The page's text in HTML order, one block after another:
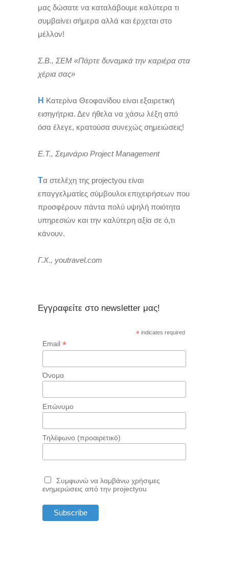
μας δώσατε να καταλάβουμε καλύτερα τι
συμβαίνει σήμερα αλλά και έρχεται στο
μέλλον!
Σ.Β., ΣΕΜ «Πάρτε δυναμικά την καριέρα στα
χέρια σας»
Η Κατερίνα Θεοφανίδου είναι εξαιρετική
εισηγήτρια. Δεν ήθελα να χάσω λέξη από
όσα έλεγε, κρατούσα συνεχώς σημειώσεις!
Ε.Τ., Σεμινάριο Project Management
Τα στελέχη της projectyou είναι
επαγγελματίες σύμβουλοι επιχειρήσεων που
προσφέρουν πάντα πολύ υψηλή ποιότητα
υπηρεσιών και την καλύτερη αξία σε ό,τι
κάνουν.
Γ.Χ., youtravel.com
Εγγραφείτε στο newsletter μας!
* indicates required
Email *
Όνομα
Επώνυμο
Τηλέφωνο (προαιρετικό)
Συμφωνώ να λαμβάνω χρήσιμες
ενημερώσεις από την projectyou